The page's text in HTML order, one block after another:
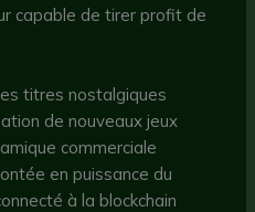
capable de tirer profit de
titres nostalgiques
de nouveaux jeux
commerciale
en puissance du
à la blockchain